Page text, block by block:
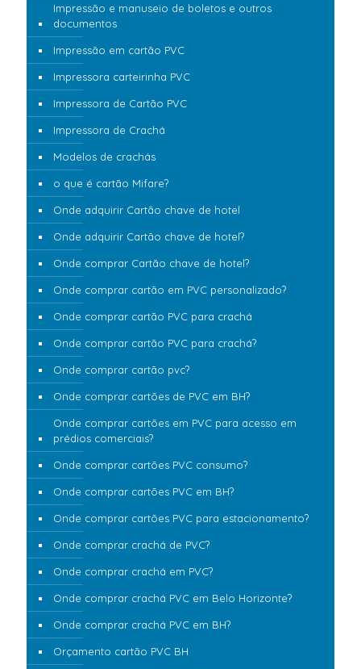
Impressão e manuseio de boletos e outros
documentos
Impressão em cartão PVC
Impressora carteirinha PVC
Impressora de Cartão PVC
Impressora de Crachá
Modelos de crachás
o que é cartão Mifare?
Onde adquirir Cartão chave de hotel
Onde adquirir Cartão chave de hotel?
Onde comprar Cartão chave de hotel?
Onde comprar cartão em PVC personalizado?
Onde comprar cartão PVC para crachá
Onde comprar cartão PVC para crachá?
Onde comprar cartão pvc?
Onde comprar cartões de PVC em BH?
Onde comprar cartões em PVC para acesso em
prédios comerciais?
Onde comprar cartões PVC consumo?
Onde comprar cartões PVC em BH?
Onde comprar cartões PVC para estacionamento?
Onde comprar crachá de PVC?
Onde comprar crachá em PVC?
Onde comprar crachá PVC em Belo Horizonte?
Onde comprar crachá PVC em BH?
Orçamento cartão PVC BH